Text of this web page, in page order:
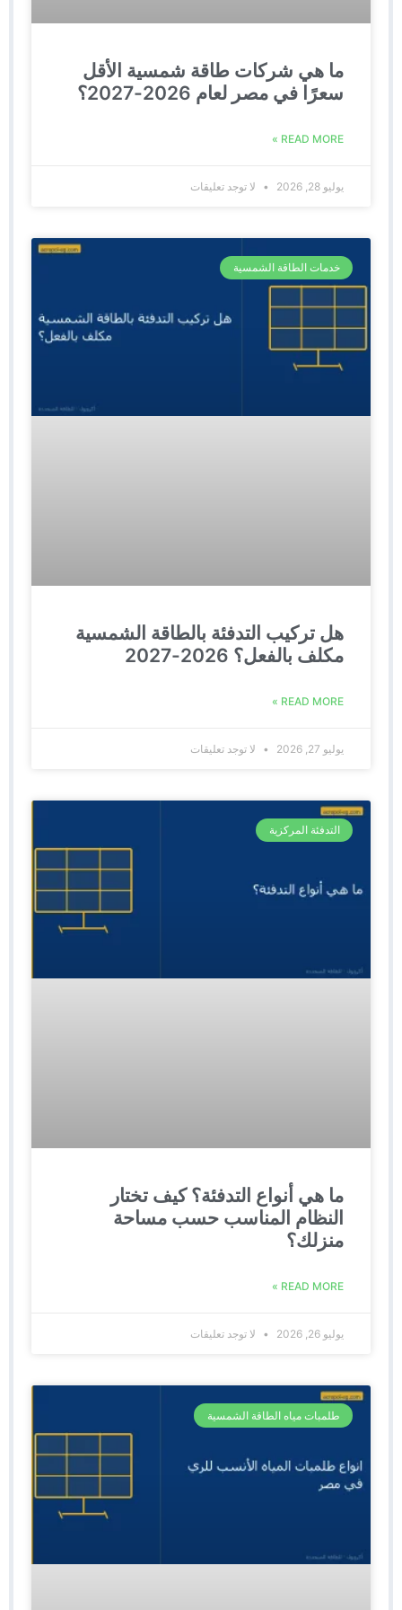
ما هي شركات طاقة شمسية الأقل
سعرًا في مصر لعام 2026-2027؟
READ MORE »
يوليو 28, 2026 لا توجد تعليقات
خدمات الطاقة الشمسية
هل تركيب التدفئة بالطاقة الشمسية
مكلف بالفعل؟ 2026-2027
READ MORE »
يوليو 27, 2026 لا توجد تعليقات
التدفئة المركزية
ما هي أنواع التدفئة؟ كيف تختار
النظام المناسب حسب مساحة
منزلك؟
READ MORE »
يوليو 26, 2026 لا توجد تعليقات
طلمبات مياه الطاقة الشمسية